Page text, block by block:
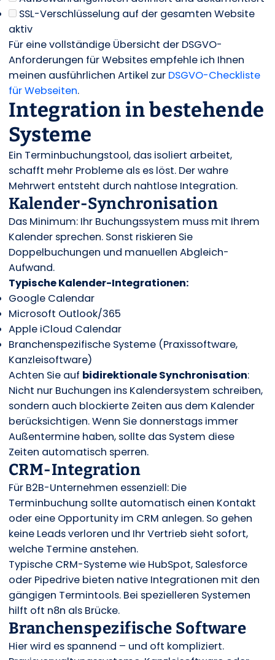
SSL-Verschlüsselung auf der gesamten Website
aktiv
Für eine vollständige Übersicht der DSGVO-
Anforderungen für Websites empfehle ich Ihnen
meinen ausführlichen Artikel zur DSGVO-Checkliste
für Webseiten.
Integration in bestehende
Systeme
Ein Terminbuchungstool, das isoliert arbeitet,
schafft mehr Probleme als es löst. Der wahre
Mehrwert entsteht durch nahtlose Integration.
Kalender-Synchronisation
Das Minimum: Ihr Buchungssystem muss mit Ihrem
Kalender sprechen. Sonst riskieren Sie
Doppelbuchungen und manuellen Abgleich-
Aufwand.
Typische Kalender-Integrationen:
Google Calendar
Microsoft Outlook/365
Apple iCloud Calendar
Branchenspezifische Systeme (Praxissoftware,
Kanzleisoftware)
Achten Sie auf bidirektionale Synchronisation:
Nicht nur Buchungen ins Kalendersystem schreiben,
sondern auch blockierte Zeiten aus dem Kalender
berücksichtigen. Wenn Sie donnerstags immer
Außentermine haben, sollte das System diese
Zeiten automatisch sperren.
CRM-Integration
Für B2B-Unternehmen essenziell: Die
Terminbuchung sollte automatisch einen Kontakt
oder eine Opportunity im CRM anlegen. So gehen
keine Leads verloren und Ihr Vertrieb sieht sofort,
welche Termine anstehen.
Typische CRM-Systeme wie HubSpot, Salesforce
oder Pipedrive bieten native Integrationen mit den
gängigen Termintools. Bei spezielleren Systemen
hilft oft n8n als Brücke.
Branchenspezifische Software
Hier wird es spannend – und oft kompliziert.